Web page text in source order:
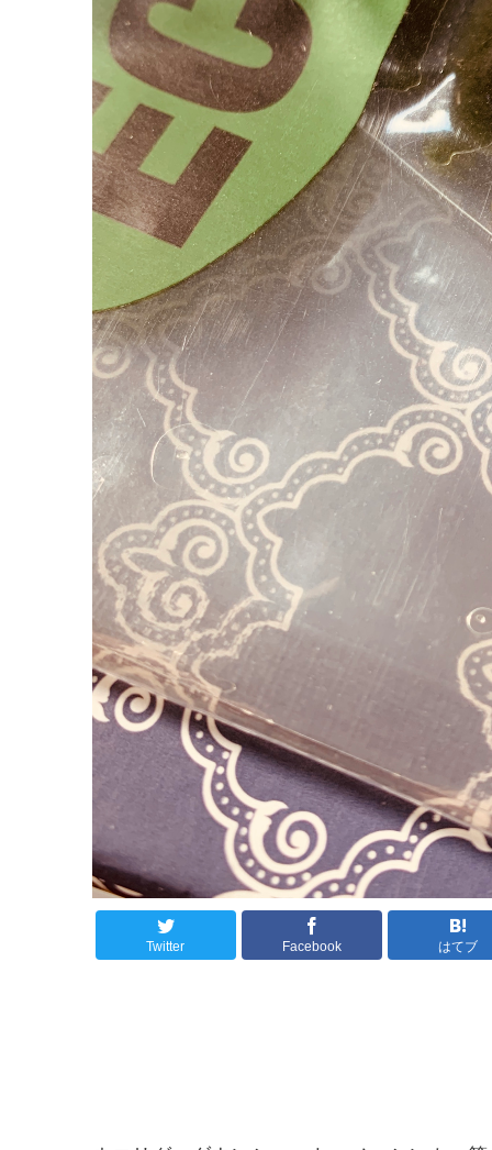
Twitter Facebook はてブ